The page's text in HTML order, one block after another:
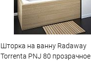
Шторка на ванну Radaway
Torrenta PNJ 80 прозрачное